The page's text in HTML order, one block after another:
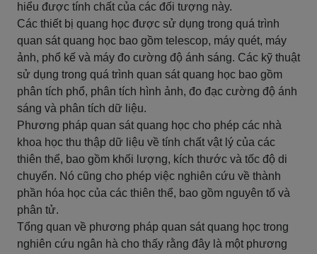
hiểu được tính chất của các đối tượng này.
Các thiết bị quang học được sử dụng trong quá trình
quan sát quang học bao gồm telescop, máy quét, máy
ảnh, phổ kế và máy đo cường độ ánh sáng. Các kỹ thuật
sử dụng trong quá trình quan sát quang học bao gồm
phân tích phổ, phân tích hình ảnh, đo đạc cường độ ánh
sáng và phân tích dữ liệu.
Phương pháp quan sát quang học cho phép các nhà
khoa học thu thập dữ liệu về tính chất vật lý của các
thiên thể, bao gồm khối lượng, kích thước và tốc độ di
chuyển. Nó cũng cho phép việc nghiên cứu về thành
phần hóa học của các thiên thể, bao gồm nguyên tố và
phân tử.
Tổng quan về phương pháp quan sát quang học trong
nghiên cứu ngân hà cho thấy rằng đây là một phương